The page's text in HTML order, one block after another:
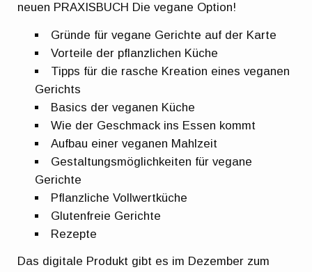
neuen PRAXISBUCH Die vegane Option!
Gründe für vegane Gerichte auf der Karte
Vorteile der pflanzlichen Küche
Tipps für die rasche Kreation eines veganen
Gerichts
Basics der veganen Küche
Wie der Geschmack ins Essen kommt
Aufbau einer veganen Mahlzeit
Gestaltungsmöglichkeiten für vegane
Gerichte
Pflanzliche Vollwertküche
Glutenfreie Gerichte
Rezepte
Das digitale Produkt gibt es im Dezember zum